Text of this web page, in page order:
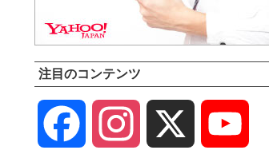
注目のコンテンツ
Facebook Instagram